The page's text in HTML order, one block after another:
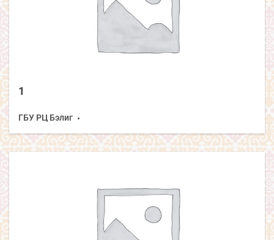
1
ГБУ РЦ Бэлиг